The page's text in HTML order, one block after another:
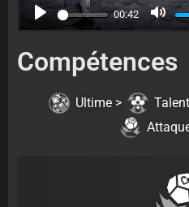
Play 00:42
Compétences
Ultime >